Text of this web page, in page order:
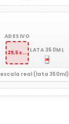
ADESIVO
29,5 x 29,5 cm LATA 350ML
escala real (lata 350ml)